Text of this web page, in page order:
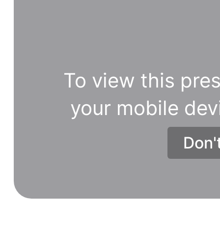
To view this
your mobile